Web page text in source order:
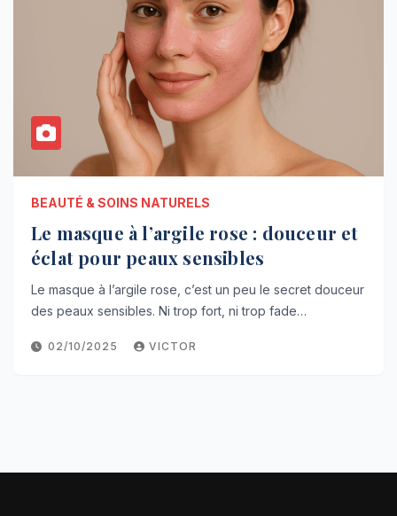
BEAUTÉ & SOINS NATURELS
Le masque à l’argile rose : douceur et
éclat pour peaux sensibles
Le masque à l’argile rose, c’est un peu le secret douceur
des peaux sensibles. Ni trop fort, ni trop fade…
02/10/2025 VICTOR